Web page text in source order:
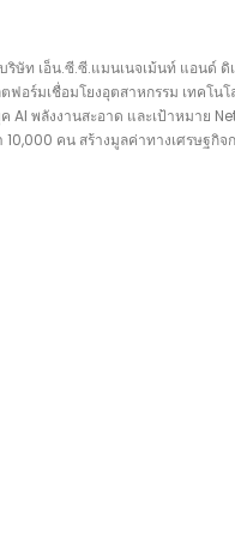
ษัท เอ็น.ซี.ซี.แมนเนจเม้นท์ แอนด์ ดิ
ร์มเชื่อมโยงอุตสาหกรรม เทคโน
AI พลังงานสะอาด และเป้าหมาย
คน สร้างมูลค่าทางเศรษฐกิ